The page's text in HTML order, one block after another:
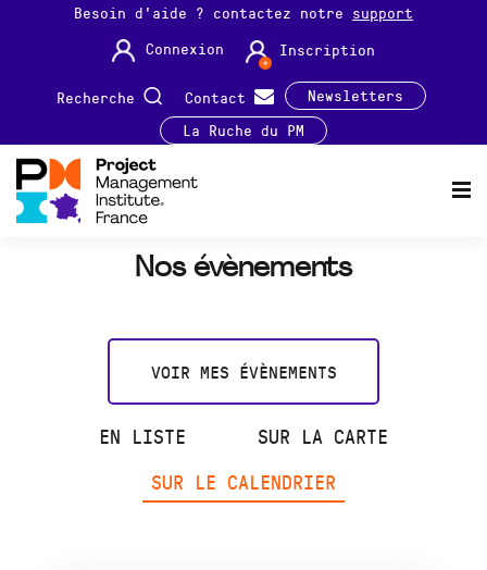
Besoin d'aide ? contactez notre support
Connexion
Inscription
Recherche Contact
Newsletters
La Ruche du PM
Nos évènements
VOIR MES ÉVÈNEMENTS
EN LISTE
SUR LA CARTE
SUR LE CALENDRIER